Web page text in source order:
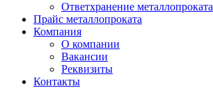
Ответхранение металлопроката
Прайс металлопроката
Компания
О компании
Вакансии
Реквизиты
Контакты